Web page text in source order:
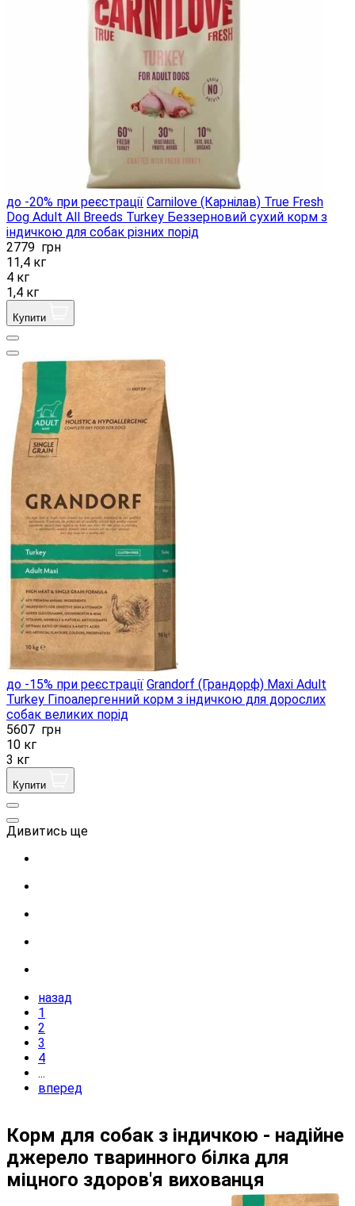
до -20% при реєстрації Carnilove (Карнілав) True Fresh
Dog Adult All Breeds Turkey Беззерновий сухий корм з
індичкою для собак різних порід
2779 грн
11,4 кг
4 кг
1,4 кг
Купити
до -15% при реєстрації Grandorf (Грандорф) Maxi Adult
Turkey Гіпоалергенний корм з індичкою для дорослих
собак великих порід
5607 грн
10 кг
3 кг
Купити
Дивитись ще
назад
1
2
3
4
...
вперед
Корм для собак з індичкою - надійне
джерело тваринного білка для
міцного здоров'я вихованця